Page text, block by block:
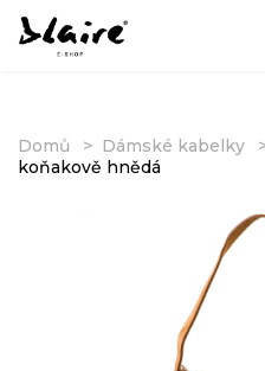
Domů Dámské kabelky
koňakově hnědá